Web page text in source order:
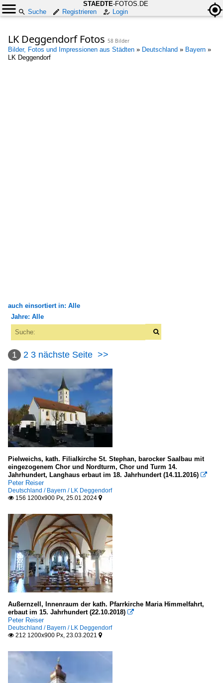
STAEDTE-FOTOS.DE
Suche
Registrieren Login
LK Deggendorf Fotos 58 Bilder
Bilder, Fotos und Impressionen aus Städten » Deutschland » Bayern »
LK Deggendorf
auch einsortiert in: Alle
Alle Kategorien
Jahre: Alle
2020
2020
2021
2024
1 2 3 nächste Seite >>
Pielweichs, kath. Filialkirche St. Stephan, barocker Saalbau mit
eingezogenem Chor und Nordturm, Chor und Turm 14.
Jahrhundert, Langhaus erbaut im 18. Jahrhundert (14.11.2016) 
Peter Reiser
Deutschland / Bayern / LK Deggendorf
 156 1200x900 Px, 25.01.2024 
Außernzell, Innenraum der kath. Pfarrkirche Maria Himmelfahrt,
erbaut im 15. Jahrhundert (22.10.2018) 
Peter Reiser
Deutschland / Bayern / LK Deggendorf
 212 1200x900 Px, 23.03.2021 